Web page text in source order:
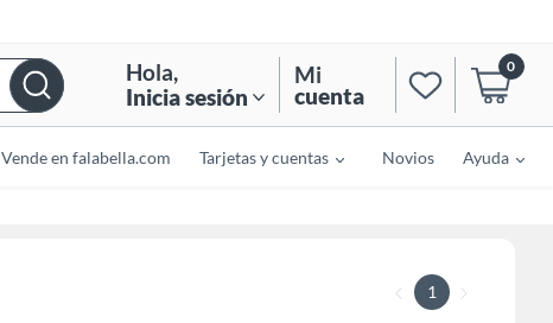
Hola,
Inicia sesión
Mi
cuenta
0
Vende en falabella.com Tarjetas y cuentas Novios Ayuda
1